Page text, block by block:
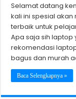
Selamat datang
kali ini spesial
terbaik untuk
Apa saja sih laptop
rekomendasi
bagus dan murah
Baca Selengkapnya »